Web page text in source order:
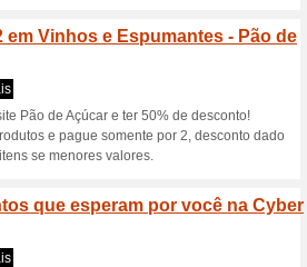
página
dispensa, queijos
conservas,
com a